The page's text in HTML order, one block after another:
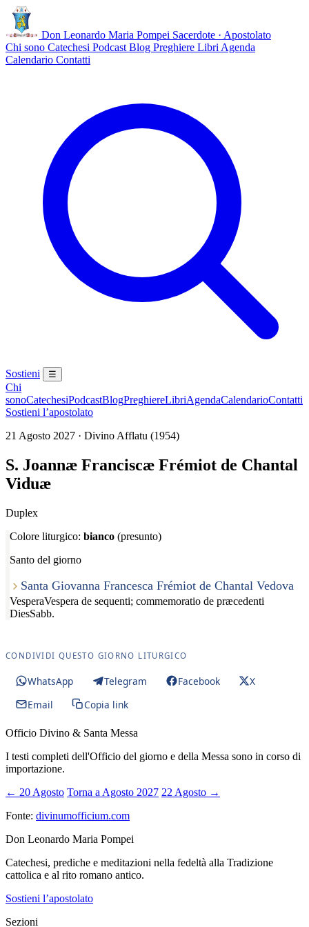
Don Leonardo Maria Pompei Sacerdote · Apostolato
Chi sono Catechesi Podcast Blog Preghiere Libri Agenda
Calendario Contatti
Sostieni ☰
Chi
sonoCatechesiPodcastBlogPreghiereLibriAgendaCalendarioContatti
Sostieni l’apostolato
21 Agosto 2027 · Divino Afflatu (1954)
S. Joannæ Franciscæ Frémiot de Chantal
Viduæ
Duplex
Colore liturgico: bianco (presunto)
Santo del giorno
Santa Giovanna Francesca Frémiot de Chantal Vedova
VesperaVespera de sequenti; commemoratio de præcedenti
DiesSabb.
CONDIVIDI QUESTO GIORNO LITURGICO
WhatsApp Telegram Facebook
X
Email
Copia link
Officio Divino & Santa Messa
I testi completi dell'Officio del giorno e della Messa sono in corso di
importazione.
← 20 Agosto Torna a Agosto 2027 22 Agosto →
Fonte: divinumofficium.com
Don Leonardo Maria Pompei
Catechesi, prediche e meditazioni nella fedeltà alla Tradizione
cattolica e al rito romano antico.
Sostieni l’apostolato
Sezioni